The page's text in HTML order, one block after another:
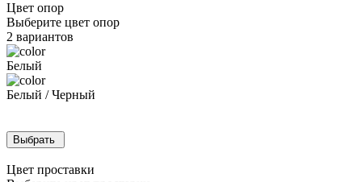
Цвет опор
Выберите цвет опор
2 вариантов
Белый
Белый / Черный
Выбрать
Цвет проставки